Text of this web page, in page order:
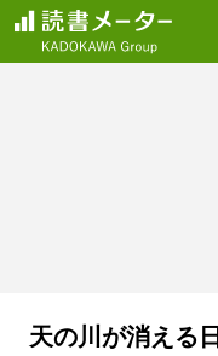
天の川が消える日